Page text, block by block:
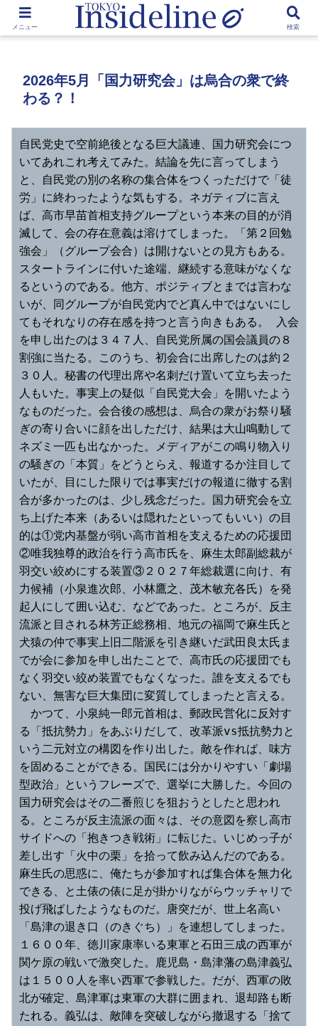
by Toshikawa Takao
2026年5月「国力研究会」は烏合の衆で終
わる？！
自民党史で空前絶後となる巨大議連、国力研究会につ
いてあれこれ考えてみた。結論を先に言ってしまう
と、自民党の別の名称の集合体をつくっただけで「徒
労」に終わったような気もする。ネガティブに言え
ば、高市早苗首相支持グループという本来の目的が消
滅して、会の存在意義は溶けてしまった。「第２回勉
強会」（グループ会合）は開けないとの見方もある。
スタートラインに付いた途端、継続する意味がなくな
るというのである。他方、ポジティブとまでは言わな
いが、同グループが自民党内でど真ん中ではないにし
てもそれなりの存在感を持つと言う向きもある。 入会
を申し出たのは３４７人、自民党所属の国会議員の８
割強に当たる。このうち、初会合に出席したのは約２
３０人。秘書の代理出席や名刺だけ置いて立ち去った
人もいた。事実上の疑似「自民党大会」を開いたよう
なものだった。会合後の感想は、烏合の衆がお祭り騒
ぎの寄り合いに顔を出しただけ、結果は大山鳴動して
ネズミ一匹も出なかった。メディアがこの鳴り物入り
の騒ぎの「本質」をどうとらえ、報道するか注目して
いたが、目にした限りでは事実だけの報道に徹する割
合が多かったのは、少し残念だった。国力研究会を立
ち上げた本来（あるいは隠れたといってもいい）の目
的は①党内基盤が弱い高市首相を支えるための応援団
②唯我独尊的政治を行う高市氏を、麻生太郎副総裁が
羽交い絞めにする装置③２０２７年総裁選に向け、有
力候補（小泉進次郎、小林鷹之、茂木敏充各氏）を発
起人にして囲い込む、などであった。ところが、反主
流派と目される林芳正総務相、地元の福岡で麻生氏と
犬猿の仲で事実上旧二階派を引き継いだ武田良太氏ま
でが会に参加を申し出たことで、高市氏の応援団でも
なく羽交い絞め装置でもなくなった。誰を支えるでも
ない、無害な巨大集団に変質してしまったと言える。
かつて、小泉純一郎元首相は、郵政民営化に反対す
る「抵抗勢力」をあぶりだして、改革派vs抵抗勢力と
いう二元対立の構図を作り出した。敵を作れば、味方
を固めることができる。国民には分かりやすい「劇場
型政治」というフレーズで、選挙に大勝した。今回の
国力研究会はその二番煎じを狙おうとしたと思われ
る。ところが反主流派の面々は、その意図を察し高市
サイドへの「抱きつき戦術」に転じた。いじめっ子が
差し出す「火中の栗」を拾って飲み込んだのである。
麻生氏の思惑に、俺たちが参加すれば集合体を無力化
できる、と土俵の俵に足が掛かりながらウッチャリで
投げ飛ばしたようなものだ。唐突だが、世上名高い
「島津の退き口（のきぐち）」を連想してしまった。
１６００年、徳川家康率いる東軍と石田三成の西軍が
関ケ原の戦いで激突した。鹿児島・島津藩の島津義弘
は１５００人を率い西軍で参戦した。だが、西軍の敗
北が確定、島津軍は東軍の大群に囲まれ、退却路も断
たれる。義弘は、敵陣を突破しながら撤退する「捨て
メニュー 検索